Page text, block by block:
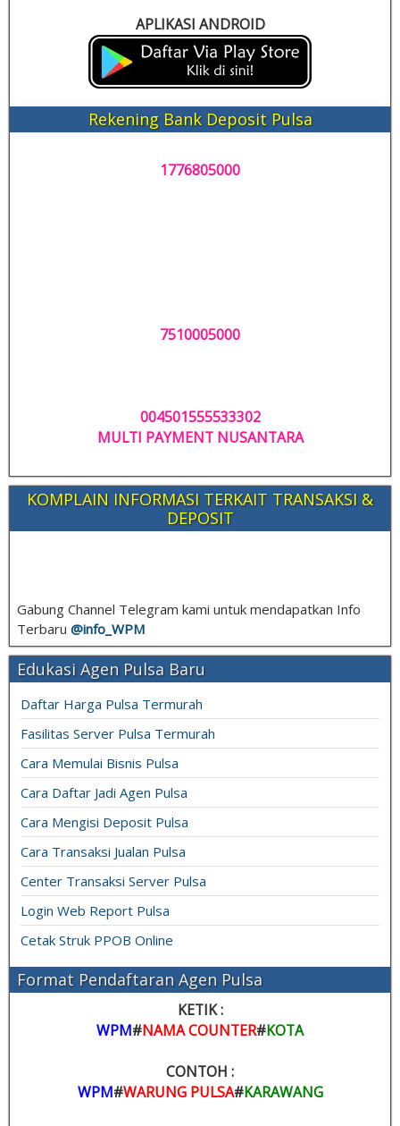
APLIKASI ANDROID
Rekening Bank Deposit Pulsa
1776805000
7510005000
004501555533302
MULTI PAYMENT NUSANTARA
KOMPLAIN INFORMASI TERKAIT TRANSAKSI &
DEPOSIT
Gabung Channel Telegram kami untuk mendapatkan Info
Terbaru @info_ WPM
Edukasi Agen Pulsa Baru
Daftar Harga Pulsa Termurah
Fasilitas Server Pulsa Termurah
Cara Memulai Bisnis Pulsa
Cara Daftar Jadi Agen Pulsa
Cara Mengisi Deposit Pulsa
Cara Transaksi Jualan Pulsa
Center Transaksi Server Pulsa
Login Web Report Pulsa
Cetak Struk PPOB Online
Format Pendaftaran Agen Pulsa
KETIK :
WPM#NAMA COUNTER#KOTA
CONTOH :
WPM#WARUNG PULSA#KARAWANG